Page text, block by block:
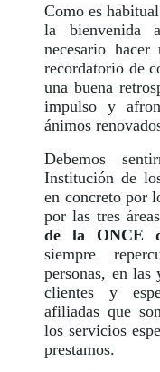
Como es
la bienvenida
necesario
recordatorio de
una buena
impulso y
ánimos
Debemos
Institución de
en concreto por
por las tres
de la ONCE
siempre
personas, en las
clientes y
afiliadas que
los servicios
prestamos.